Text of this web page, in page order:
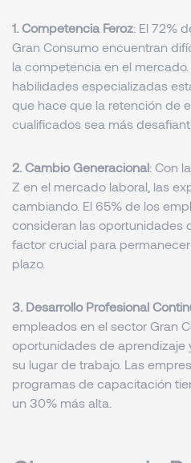
1. Competencia Feroz: El 72%
Gran Consumo encuentran
la competencia en el
habilidades especializadas
que hace que la retención de
cualificados sea más
2. Cambio Generacional: Con
Z en el mercado laboral, las
cambiando. El 65% de los
consideran las oportunidades
factor crucial para
plazo.
3. Desarrollo Profesional
empleados en el sector Gran
oportunidades de aprendizaje
su lugar de trabajo. Las
programas de capacitación
un 30% más alta.